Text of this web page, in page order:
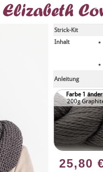
Elizabeth
Strick-Kit
Inhalt
Anleitung
Farbe 1
200g
25,80